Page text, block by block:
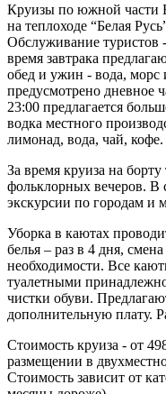
Круизы по южной части
на теплоходе “Белая
Обслуживание
время завтрака
обед и ужин - вода, морс
предусмотрено дневное
23:00 предлагается
водка местного
лимонад, вода, чай, кофе.
За время круиза на
фольклорных вечеров. В
экскурсии по городам и
Уборка в каютах
белья – раз в 4 дня,
необходимости. Все
туалетными
чистки обуви.
дополнительную плату.
Стоимость круиза - от
размещении в
Стоимость зависит от